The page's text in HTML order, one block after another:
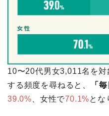
10〜20代男女3,011名を対
する頻度を尋ねると、
「毎
39.0% 、女性で70.1%とな